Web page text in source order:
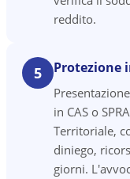
reddito.
5 Protezione
in CAS o
Territoriale,
diniego,
giorni.